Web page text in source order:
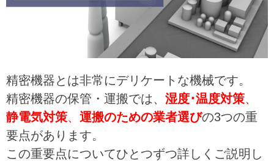
精密機器とは非常にデリケートな機械です。
精密機器の保管・運搬では、 湿度･温度対策、
静電気対策、 運搬のための業者選びの3つの重
要点があります。
この重要点についてひとつずつ詳しくご説明し